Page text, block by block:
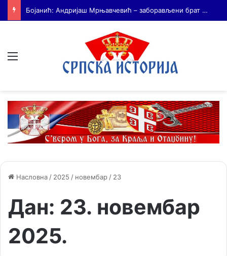
На Дражин дан у Лондону обележено 80. година од мучког убиства генерала Драгољуба Драже Михаиловића
Насловна / 2025 / новембар / 23
Дан: 23. новембар
2025.